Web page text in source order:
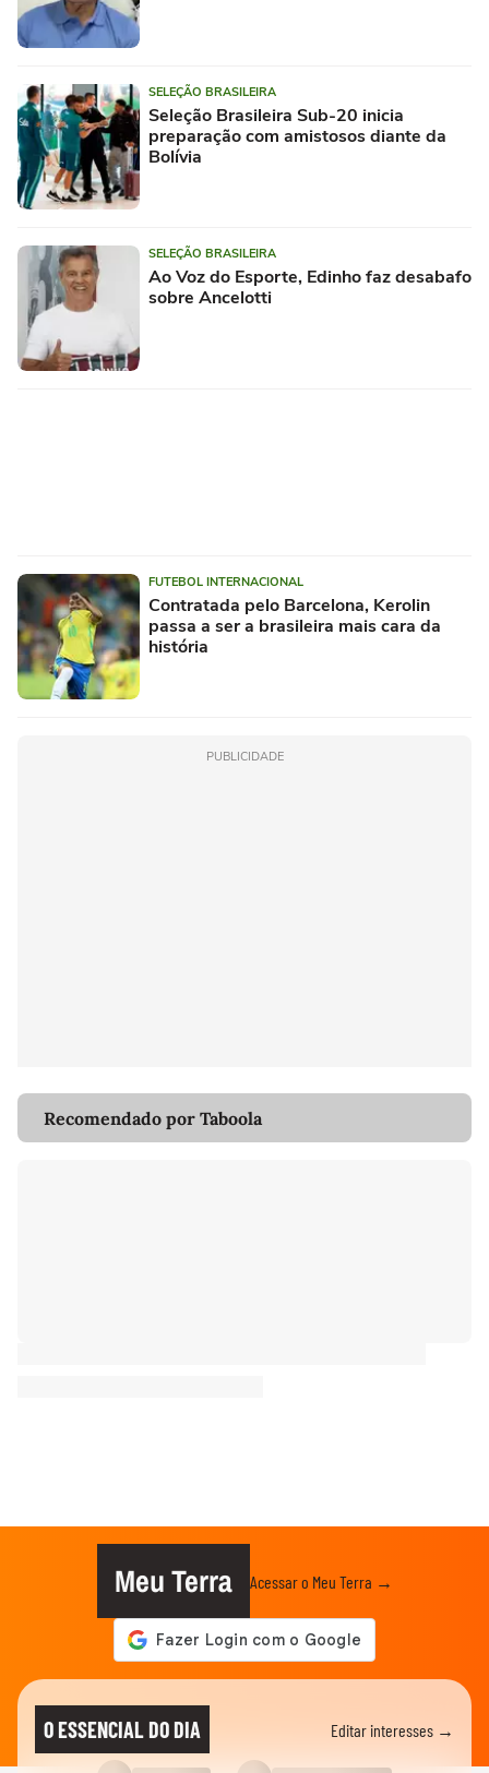
SELEÇÃO BRASILEIRA
Seleção Brasileira Sub-20 inicia
preparação com amistosos diante da
Bolívia
SELEÇÃO BRASILEIRA
Ao Voz do Esporte, Edinho faz desabafo
sobre Ancelotti
FUTEBOL INTERNACIONAL
Contratada pelo Barcelona, Kerolin
passa a ser a brasileira mais cara da
história
PUBLICIDADE
Recomendado por Taboola
Meu Terra Acessar o Meu Terra →
O ESSENCIAL DO DIA Editar interesses →